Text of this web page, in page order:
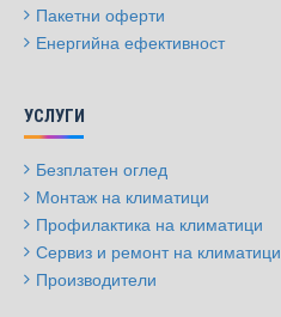
Пакетни оферти
Енергийна ефективност
УСЛУГИ
Безплатен оглед
Монтаж на климатици
Профилактика на климатици
Сервиз и ремонт на климатици
Производители